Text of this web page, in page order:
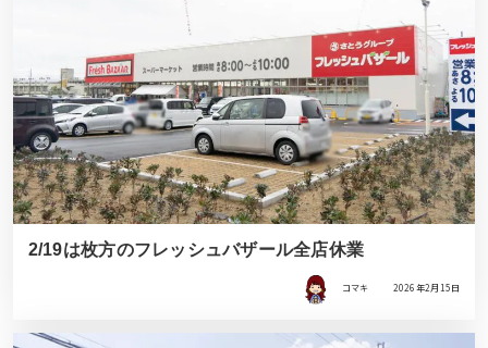
2/19は枚方のフレッシュバザール全店休業
コマキ 2026年2月15日